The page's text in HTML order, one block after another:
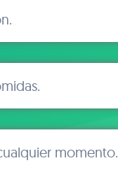
momento.